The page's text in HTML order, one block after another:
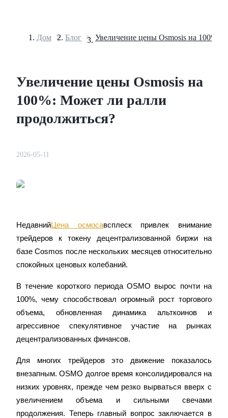
Фьючерсы на COIN-M
Криптовалютные фьючерсы
Деривативы на акции, форекс, драгоценные металлы и
сырьевые товары
Дом > Блог >
Увеличение цены Osmosis на
100%: Может ли ралли
продолжиться?
2026-05-11
НедавнийЦена осмосавсплеск привлек внимание
трейдеров к токену децентрализованной биржи на
базе Cosmos после нескольких месяцев относительно
спокойных ценовых колебаний.
В течение короткого периода OSMO вырос почти на
100%, чему способствовал огромный рост торгового
объема, обновленная динамика альткоинов и
агрессивное спекулятивное участие на рынках
децентрализованных финансов.
Для многих трейдеров это движение показалось
внезапным. OSMO долгое время консолидировался на
низких уровнях, прежде чем резко вырваться вверх с
увеличением объема и сильными свечами
продолжения. Теперь главный вопрос заключается в